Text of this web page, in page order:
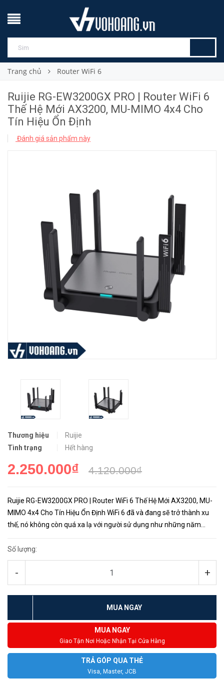
Trang chủ Router WiFi 6
Ruijie RG-EW3200GX PRO | Router WiFi 6
Thế Hệ Mới AX3200, MU-MIMO 4x4 Cho
Tín Hiệu Ổn Định
Đánh giá sản phẩm này
Thương hiệu
Ruijie
Tình trạng
Hết hàng
2.250.000₫ 4.120.000₫
Ruijie RG-EW3200GX PRO | Router WiFi 6 Thế Hệ Mới AX3200, MU-
MIMO 4x4 Cho Tín Hiệu Ổn Định WiFi 6 đã và đang sẽ trở thành xu
thế, nó không còn quá xa lạ với người sử dụng như những năm
Số lượng:
- +
MUA NGAY
MUA NGAY
Giao Tận Nơi Hoặc Nhận Tại Cửa Hàng
TRẢ GÓP QUA THẺ
Visa, Master, JCB